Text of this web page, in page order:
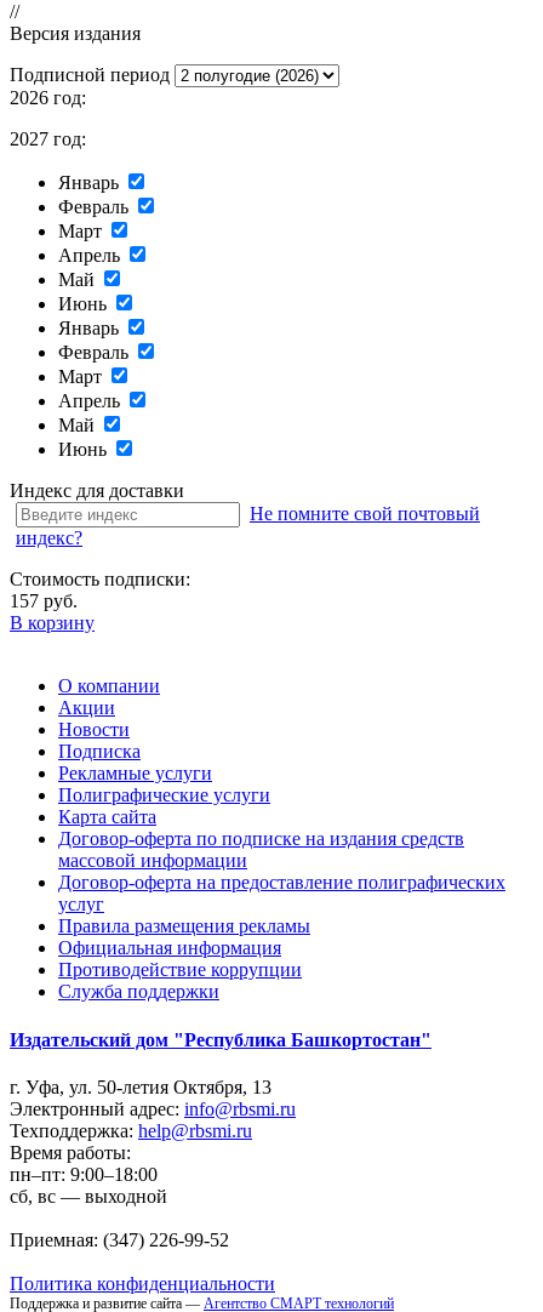
//
Версия издания
Подписной период
2026 год:
2027 год:
Январь
Февраль
Март
Апрель
Май
Июнь
Январь
Февраль
Март
Апрель
Май
Июнь
Индекс для доставки
Не помните свой почтовый
индекс?
Стоимость подписки:
157 руб.
В корзину
О компании
Акции
Новости
Подписка
Рекламные услуги
Полиграфические услуги
Карта сайта
Договор-оферта по подписке на издания средств
массовой информации
Договор-оферта на предоставление полиграфических
услуг
Правила размещения рекламы
Официальная информация
Противодействие коррупции
Cлужба поддержки
Издательский дом "Республика Башкортостан"
г. Уфа, ул. 50-летия Октября, 13
Электронный адрес: info@rbsmi.ru
Техподдержка: help@rbsmi.ru
Время работы:
пн–пт: 9:00–18:00
сб, вс — выходной
Приемная: (347) 226-99-52
Политика конфиденциальности
Поддержка и развитие сайта — Агентство СМАРТ технологий